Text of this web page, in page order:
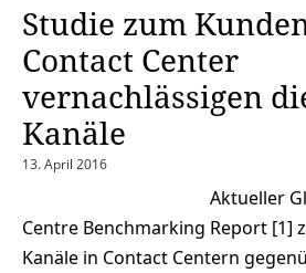
Studie zum
Contact Center
vernachlässigen
Kanäle
13. April 2016
Aktueller
Centre Benchmarking Report [1]
Kanäle in Contact Centern